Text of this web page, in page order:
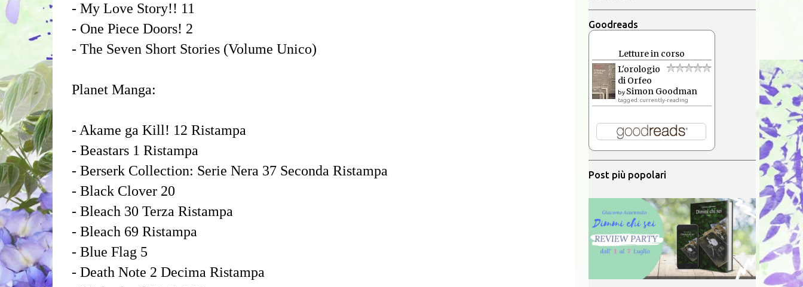
- My Love Story!! 11
- One Piece Doors! 2
- The Seven Short Stories (Volume Unico)
Planet Manga:
- Akame ga Kill! 12 Ristampa
- Beastars 1 Ristampa
- Berserk Collection: Serie Nera 37 Seconda Ristampa
- Black Clover 20
- Bleach 30 Terza Ristampa
- Bleach 69 Ristampa
- Blue Flag 5
- Death Note 2 Decima Ristampa
Goodreads
Letture in corso
L'orologio
di Orfeo
by Simon Goodman
tagged: currently-reading
Post più popolari